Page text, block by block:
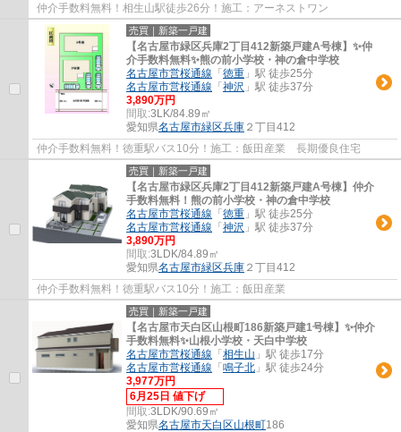
仲介手数料無料！相生山駅徒歩26分！施工：アーネストワン
売買｜新築一戸建
【名古屋市緑区兵庫2丁目412新築戸建A号棟】✨️仲
介手数料無料✨️熊の前小学校・神の倉中学校
名古屋市営桜通線 「 徳重 」駅 徒歩25分
名古屋市営桜通線 「 神沢 」駅 徒歩37分
3,890万円
間取:3LK/84.89㎡
愛知県名古屋市緑区兵庫 ２丁目412
仲介手数料無料！徳重駅バス10分！施工：飯田産業 長期優良住宅
売買｜新築一戸建
【名古屋市緑区兵庫2丁目412新築戸建A号棟】仲介
手数料無料！熊の前小学校・神の倉中学校
名古屋市営桜通線 「 徳重 」駅 徒歩25分
名古屋市営桜通線 「 神沢 」駅 徒歩37分
3,890万円
間取:3LDK/84.89㎡
愛知県名古屋市緑区兵庫 ２丁目412
仲介手数料無料！徳重駅バス10分！施工：飯田産業
売買｜新築一戸建
【名古屋市天白区山根町186新築戸建1号棟】✨️仲介
手数料無料✨️山根小学校・天白中学校
名古屋市営桜通線 「 相生山 」駅 徒歩17分
名古屋市営桜通線 「 鳴子北 」駅 徒歩24分
3,977万円
6月25日 値下げ
間取:3LDK/90.69㎡
愛知県名古屋市天白区山根町186